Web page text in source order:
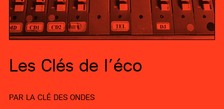
Les Clés de l’éco
PAR LA CLÉ DES ONDES